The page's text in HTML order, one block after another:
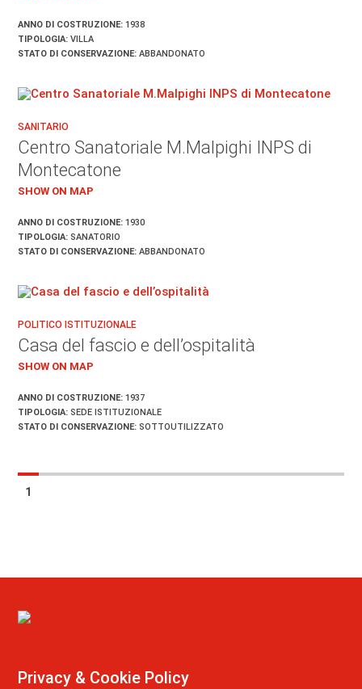
ANNO DI COSTRUZIONE: 1938
TIPOLOGIA: VILLA
STATO DI CONSERVAZIONE: ABBANDONATO
SANITARIO
Centro Sanatoriale M.Malpighi INPS di
Montecatone
SHOW ON MAP
ANNO DI COSTRUZIONE: 1930
TIPOLOGIA: SANATORIO
STATO DI CONSERVAZIONE: ABBANDONATO
POLITICO ISTITUZIONALE
Casa del fascio e dell’ospitalità
SHOW ON MAP
ANNO DI COSTRUZIONE: 1937
TIPOLOGIA: SEDE ISTITUZIONALE
STATO DI CONSERVAZIONE: SOTTOUTILIZZATO
1
Privacy & Cookie Policy